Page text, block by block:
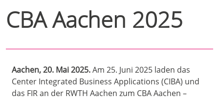
CBA Aachen 2025
Aachen, 20. Mai 2025.Am 25. Juni 2025 laden das
Center Integrated Business Applications (CIBA) und
das FIR an der RWTH Aachen zum CBA Aachen –